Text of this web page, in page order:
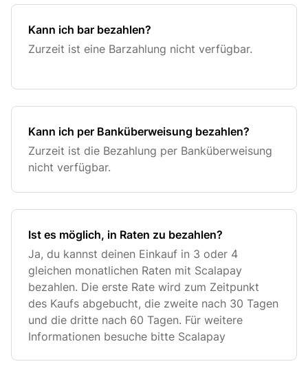
Kann ich bar bezahlen?
Zurzeit ist eine Barzahlung nicht verfügbar.
Kann ich per Banküberweisung bezahlen?
Zurzeit ist die Bezahlung per Banküberweisung
nicht verfügbar.
Ist es möglich, in Raten zu bezahlen?
Ja, du kannst deinen Einkauf in 3 oder 4
gleichen monatlichen Raten mit Scalapay
bezahlen. Die erste Rate wird zum Zeitpunkt
des Kaufs abgebucht, die zweite nach 30 Tagen
und die dritte nach 60 Tagen. Für weitere
Informationen besuche bitte Scalapay